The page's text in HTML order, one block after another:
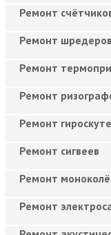
Ремонт
Ремонт шредеров
Ремонт
Ремонт
Ремонт
Ремонт сигвеев
Ремонт
Ремонт